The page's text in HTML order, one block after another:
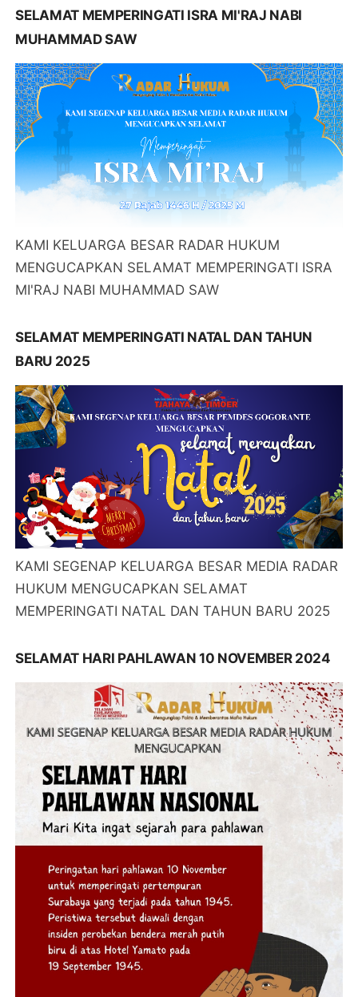
SELAMAT MEMPERINGATI ISRA MI'RAJ NABI
MUHAMMAD SAW
KAMI KELUARGA BESAR RADAR HUKUM
MENGUCAPKAN SELAMAT MEMPERINGATI ISRA
MI'RAJ NABI MUHAMMAD SAW
SELAMAT MEMPERINGATI NATAL DAN TAHUN
BARU 2025
KAMI SEGENAP KELUARGA BESAR MEDIA RADAR
HUKUM MENGUCAPKAN SELAMAT
MEMPERINGATI NATAL DAN TAHUN BARU 2025
SELAMAT HARI PAHLAWAN 10 NOVEMBER 2024